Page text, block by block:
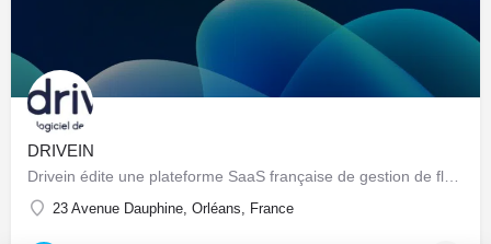
DRIVEIN
23 Avenue Dauphine, Orléans, France